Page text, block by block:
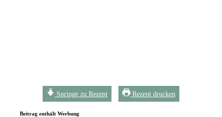
Springe zu Rezept Rezept drucken
Beitrag enthält Werbung